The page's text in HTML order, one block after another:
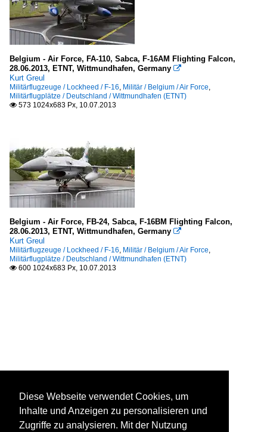
Belgium - Air Force, FA-110, Sabca, F-16AM Flighting Falcon,
28.06.2013, ETNT, Wittmundhafen, Germany 
Kurt Greul
Militärflugzeuge / Lockheed / F-16, Militär / Belgium / Air Force,
Militärflugplätze / Deutschland / Wittmundhafen (ETNT)
 573 1024x683 Px, 10.07.2013
Belgium - Air Force, FB-24, Sabca, F-16BM Flighting Falcon,
28.06.2013, ETNT, Wittmundhafen, Germany 
Kurt Greul
Militärflugzeuge / Lockheed / F-16, Militär / Belgium / Air Force,
Militärflugplätze / Deutschland / Wittmundhafen (ETNT)
 600 1024x683 Px, 10.07.2013
Diese Webseite verwendet Cookies, um
Inhalte und Anzeigen zu personalisieren und
Zugriffe zu analysieren. Mit der Nutzung